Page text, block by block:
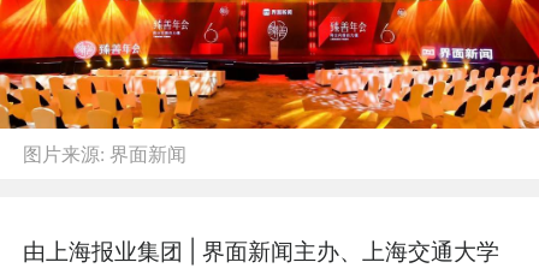
图片来源: 界面新闻
由上海报业集团 | 界面新闻主办、上海交通大学